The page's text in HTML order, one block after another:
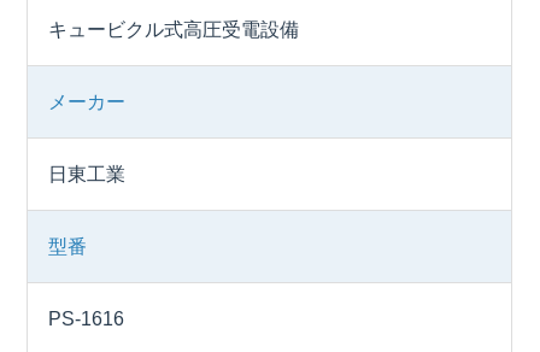
キュービクル式高圧受電設備
メーカー
日東工業
型番
PS-1616